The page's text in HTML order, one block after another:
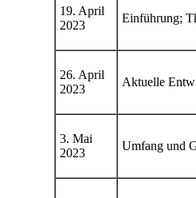
19. April
2023
Einführung;
26. April
2023
Aktuelle
3. Mai
2023
Umfang und